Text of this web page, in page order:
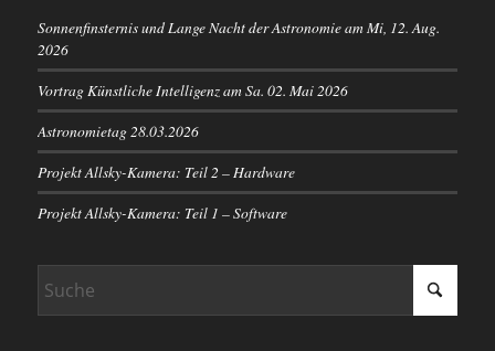
Sonnenfinsternis und Lange Nacht der Astronomie am Mi, 12. Aug.
2026
Vortrag Künstliche Intelligenz am Sa. 02. Mai 2026
Astronomietag 28.03.2026
Projekt Allsky-Kamera: Teil 2 – Hardware
Projekt Allsky-Kamera: Teil 1 – Software